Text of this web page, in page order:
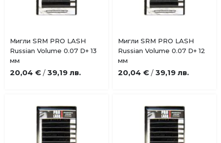
Добави
в
Купи
Мигли SRM PRO LASH
Russian Volume 0.07 D+ 13
мм
20,04 € / 39,19 лв.
Добави
в
Купи
Мигли SRM PRO LASH
Russian Volume 0.07 D+ 12
мм
20,04 € / 39,19 лв.